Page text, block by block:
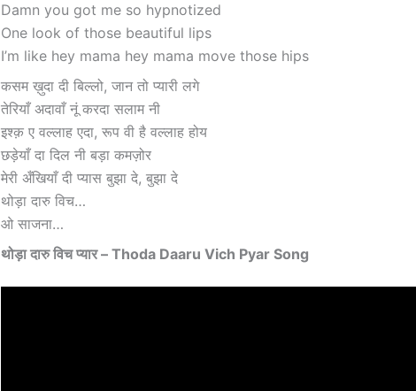
Damn you got me so hypnotized
One look of those beautiful lips
I’m like hey mama hey mama move those hips
कसम ख़ुदा दी बिल्लो, जान तो प्यारी लगे
तेरियाँ अदावाँ नूं करदा सलाम नी
इश्क़ ए वल्लाह एदा, रूप वी है वल्लाह होय
छड़ेयाँ दा दिल नी बड़ा कमज़ोर
मेरी अँखियाँ दी प्यास बुझा दे, बुझा दे
थोड़ा दारु विच…
ओ साजना…
थोड़ा दारु विच प्यार – Thoda Daaru Vich Pyar Song